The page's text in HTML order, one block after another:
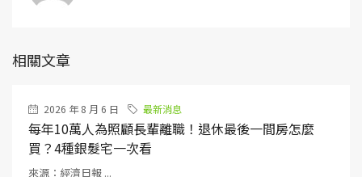
相關文章
2026 年 8 月 6 日 最新消息
每年10萬人為照顧長輩離職！退休最後一間房怎麼
買？4種銀髮宅一次看
來源：經濟日報 ...